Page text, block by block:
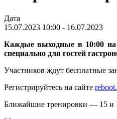
Дата
15.07.2023 10:00 - 16.07.2023
Каждые выходные в 10:00 на
специально для гостей
Участников ждут бесплатные
Регистрируйтесь на сайте
Ближайшие тренировки — 15 и